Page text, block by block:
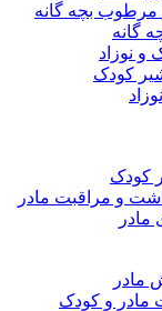
مرطوب بچه گانه
گانه
و نوزاد
کودک
کودک
و مراقبت مادر
مادر
و کودک